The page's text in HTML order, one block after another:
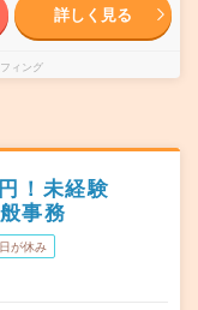
詳しく見る
ィング
！未経験
事務
が休み